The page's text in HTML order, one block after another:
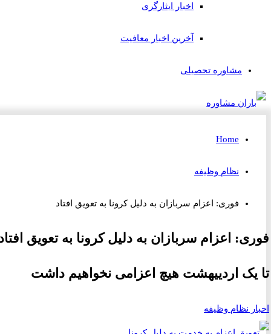
اخبار ایثارگری
آخرین اخبار معافیت
مشاوره تحصیلی
Home
نظام وظیفه
فوری: اعزام سربازان به دلیل کرونا به تعویق افتاد
اعزام سربازان به دلیل کرونا به تعویق افتاد
اردییهشت هیچ اعزامی نخواهیم داشت
نظام وظیفه